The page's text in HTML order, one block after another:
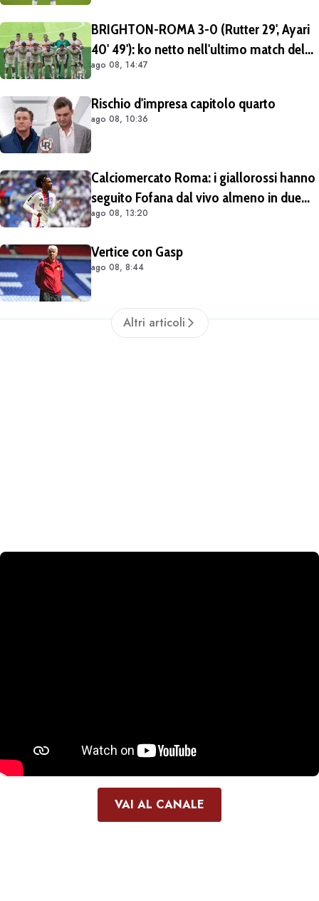
BRIGHTON-ROMA 3-0 (Rutter 29', Ayari
40' 49'): ko netto nell'ultimo match del
tour britannico (FOTO e VIDEO)
ago 08, 14:47
Rischio d'impresa capitolo quarto
ago 08, 10:36
Calciomercato Roma: i giallorossi hanno
seguito Fofana dal vivo almeno in due
occasioni. Costa 40/45 milioni
ago 08, 13:20
Vertice con Gasp
ago 08, 8:44
Altri articoli
VAI AL CANALE